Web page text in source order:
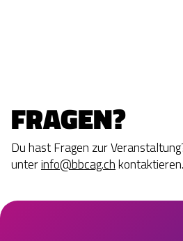
FRAGEN?
Du hast Fragen zur
unterinfo@bbcag.chkontaktieren.